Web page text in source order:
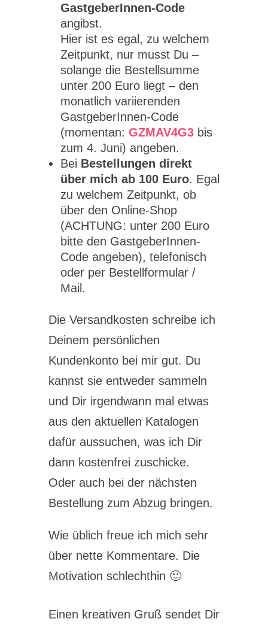
GastgeberInnen-Code
angibst.
Hier ist es egal, zu welchem
Zeitpunkt, nur musst Du –
solange die Bestellsumme
unter 200 Euro liegt – den
monatlich variierenden
GastgeberInnen-Code
(momentan: GZMAV4G3bis
zum 4. Juni) angeben.
Bei Bestellungen direkt
über mich ab 100 Euro. Egal
zu welchem Zeitpunkt, ob
über den Online-Shop
(ACHTUNG: unter 200 Euro
bitte den GastgeberInnen-
Code angeben), telefonisch
oder per Bestellformular /
Mail.
Die Versandkosten schreibe ich
Deinem persönlichen
Kundenkonto bei mir gut. Du
kannst sie entweder sammeln
und Dir irgendwann mal etwas
aus den aktuellen Katalogen
dafür aussuchen, was ich Dir
dann kostenfrei zuschicke.
Oder auch bei der nächsten
Bestellung zum Abzug bringen.
Wie üblich freue ich mich sehr
über nette Kommentare. Die
Motivation schlechthin 🙂
Einen kreativen Gruß sendet Dir